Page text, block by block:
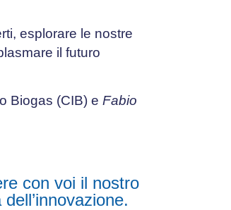
esplorare le nostre
il futuro
Biogas (CIB) e Fabio
con voi il nostro